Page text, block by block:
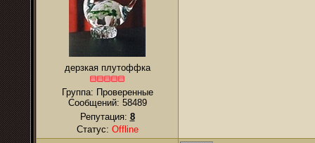
дерзкая плутоффка
Группа: Проверенные
Сообщений: 58489
Репутация: 8
Статус: Offline